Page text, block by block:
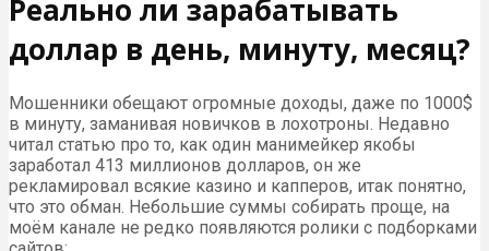
Реально ли зарабатывать
доллар в день, минуту, месяц?
Мошенники обещают огромные доходы, даже по 1000$
в минуту, заманивая новичков в лохотроны. Недавно
читал статью про то, как один манимейкер якобы
заработал 413 миллионов долларов, он же
рекламировал всякие казино и капперов, итак понятно,
что это обман. Небольшие суммы собирать проще, на
моём канале не редко появляются ролики с подборками